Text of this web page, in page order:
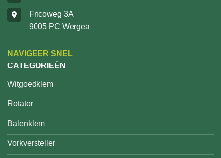
Fricoweg 3A
9005 PC Wergea
NAVIGEER SNEL
CATEGORIEËN
Witgoedklem
Rotator
Balenklem
Vorkversteller